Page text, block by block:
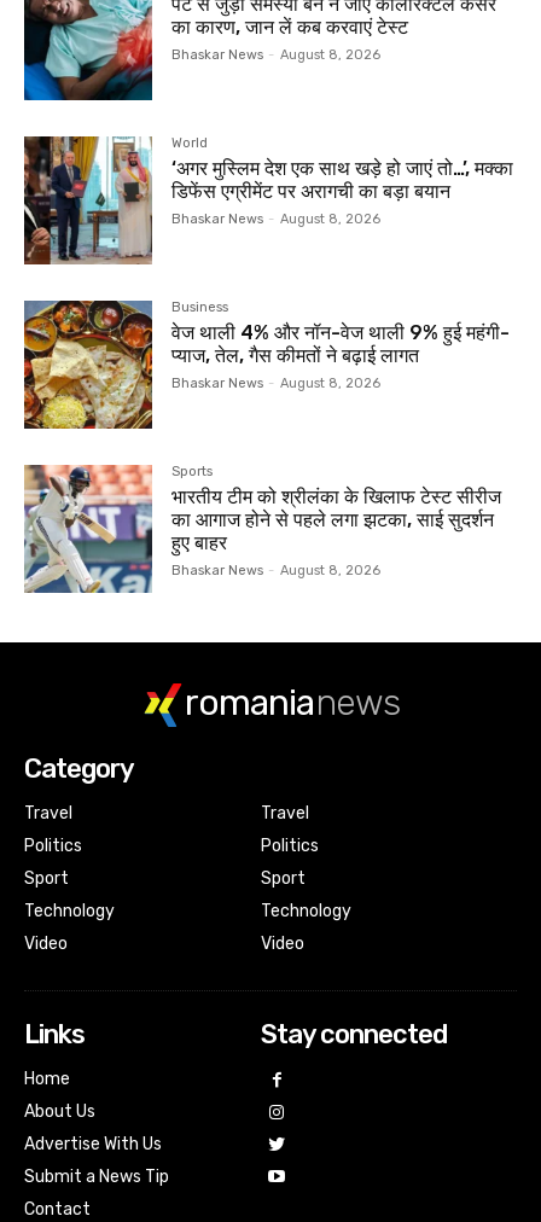
का कारण, जान लें कब करवाएं टेस्ट
Bhaskar News - August 8, 2026
World
‘अगर मुस्लिम देश एक साथ खड़े हो जाएं तो…’, मक्का
डिफेंस एग्रीमेंट पर अरागची का बड़ा बयान
Bhaskar News - August 8, 2026
Business
वेज थाली 4% और नॉन-वेज थाली 9% हुई महंगी-
प्याज, तेल, गैस कीमतों ने बढ़ाई लागत
Bhaskar News - August 8, 2026
Sports
भारतीय टीम को श्रीलंका के खिलाफ टेस्ट सीरीज
का आगाज होने से पहले लगा झटका, साई सुदर्शन
हुए बाहर
Bhaskar News - August 8, 2026
romanianews
Category
Travel
Politics
Sport
Technology
Video
Travel
Politics
Sport
Technology
Video
Links
Home
About Us
Advertise With Us
Submit a News Tip
Contact
Stay connected